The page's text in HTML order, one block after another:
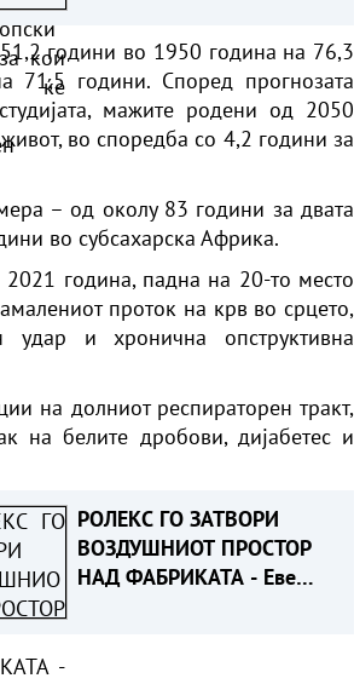
години во 1950 година на 76,3
години. Според прогнозата
мажите родени од 2050
во споредба со 4,2 години за
– од околу 83 години за двата
во субсахарска Африка.
година, падна на 20-то место
проток на крв во срцето,
и хронична опструктивна
на долниот респираторен тракт,
на белите дробови, дијабетес и
РОЛЕКС ГО ЗАТВОРИ
ВОЗДУШНИОТ ПРОСТОР
НАД ФАБРИКАТА - Еве